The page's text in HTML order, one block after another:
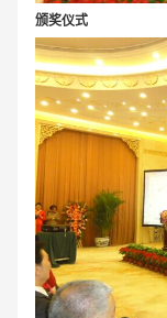
颁奖仪式